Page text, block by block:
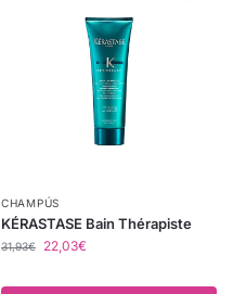
CHAMPÚS
KÉRASTASE Bain Thérapiste
31,93€ 22,03€